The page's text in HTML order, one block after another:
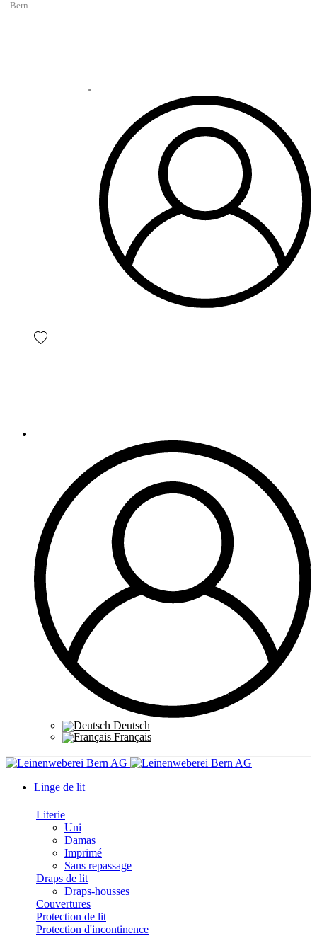
Deutsch
Français
Linge de lit
Literie
Uni
Damas
Imprimé
Sans repassage
Draps de lit
Draps-housses
Couvertures
Protection de lit
Protection d'incontinence